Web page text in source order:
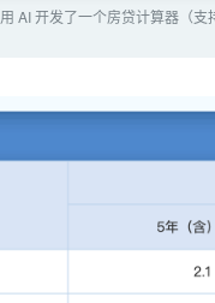
用 AI 开发了一个房贷计算器（